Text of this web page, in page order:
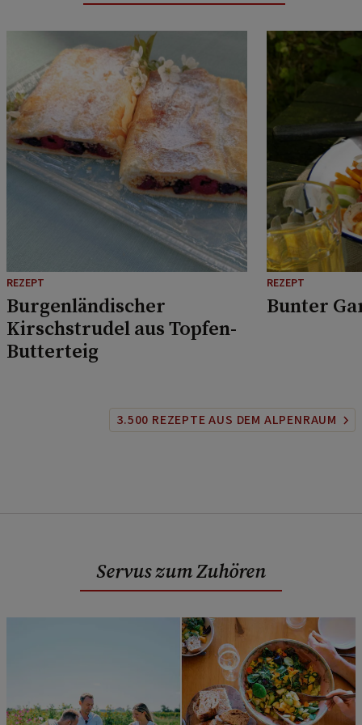
REZEPT
Burgenländischer
Kirschstrudel aus Topfen-
Butterteig
REZEPT
Bunter
3.500 REZEPTE AUS DEM ALPENRAUM
Servus zum Zuhören